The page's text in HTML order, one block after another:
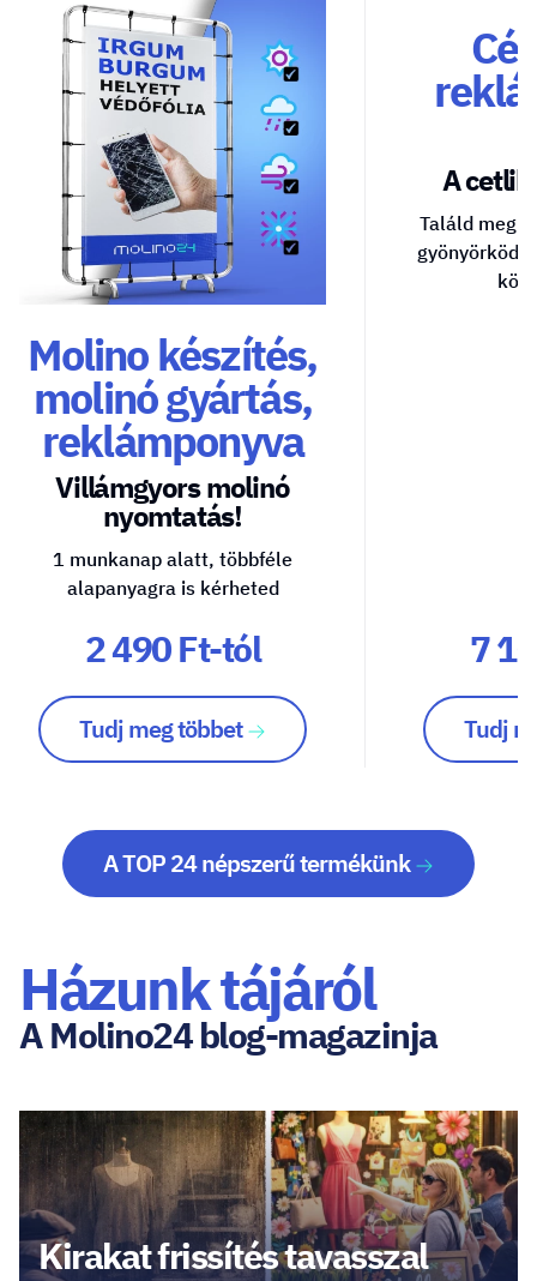
Molino készítés,
molinó gyártás,
reklámponyva
Villámgyors molinó
nyomtatás!
1 munkanap alatt, többféle
alapanyagra is kérheted
2 490 Ft-tól
Tudj meg többet
A
Találd meg
7
Tudj
A TOP 24 népszerű termékünk
Házunk tájáról
A Molino24 blog-magazinja
Kirakat frissítés tavasszal